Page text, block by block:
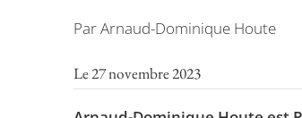
Par Arnaud-Dominique Houte
Le 27 novembre 2023